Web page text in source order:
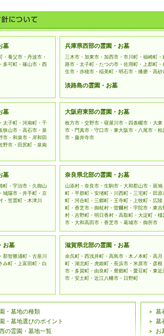
クを紹介しております。リンク先のウェブサイト
について
人情報を収集するフォーム利用には、SSL（
墓
・養父市・丹波市・
多可町・篠山市・西
兵庫県西部の霊園・お墓
三木市・加東市・加西市・市川町・福崎町・
路市・太子町・たつの市・佐用町・上郡町・
生市・赤穂市・稲美町・明石市・播磨・高砂
淡路島の霊園・お墓
墓
太子町・河南町・千
狭山市・高石市・泉
市・和泉市・岸和田
野市・田尻町・泉南
大阪府東部の霊園・お墓
枚方市・交野市・寝屋川市・四条畷市・大東
市・門真市・守口市・東大阪市・八尾市・柏
市・藤井寺市
墓
町・宇治市・久御山
城陽市・井手町・京
・笠置町・木津川
奈良県北部の霊園・お墓
山添村・奈良市・生駒市・大和郡山市・斑鳩
町・平群町・安堵町・川西町・三宅町・田原
町・河合町・三郷町・王寺町・上牧町・広陵
町・香芝市・御杖村・曽爾村・宇陀市・東吉
村・吉野町・明日香村・高取町・大淀町・橿
市・大和高田市・香芝市・葛城市・御所市
お墓
那智勝浦町・古座川
み町・上富田町・白
滋賀県北部の霊園・お墓
余呉町・西浅井町・高島市・木ノ本町・高月
町・湖北町・虎姫町・長浜市・米原市・彦根
市・多賀町・由良町・豊郷町・愛荘町・東近
市・安土町・近江八幡市・日野町
・墓地の種類
・墓地選びのポイント
の霊園・墓地一覧
墓
墓
お